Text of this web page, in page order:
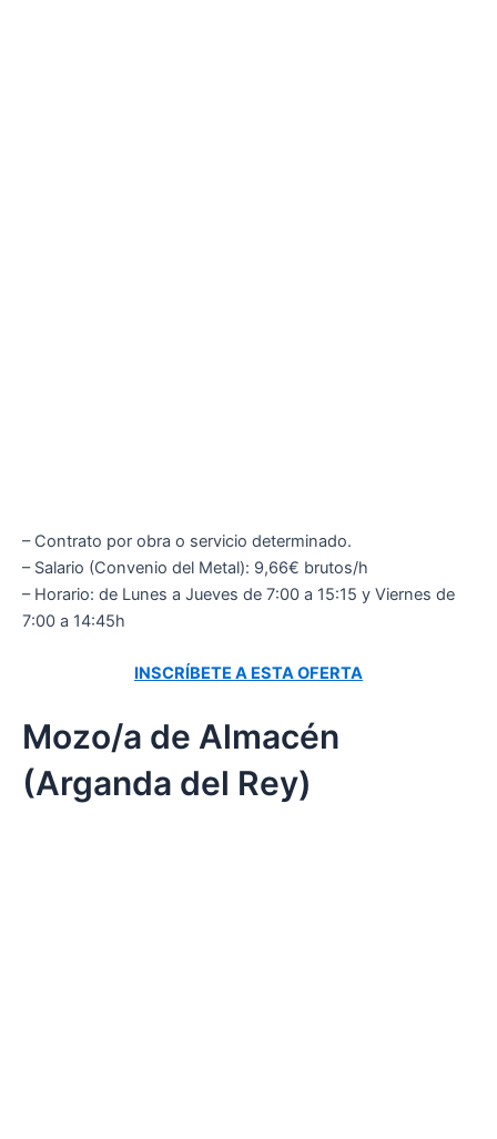
– Contrato por obra o servicio determinado.
– Salario (Convenio del Metal): 9,66€ brutos/h
– Horario: de Lunes a Jueves de 7:00 a 15:15 y Viernes de
7:00 a 14:45h
INSCRÍBETE A ESTA OFERTA
Mozo/a de Almacén
(Arganda del Rey)